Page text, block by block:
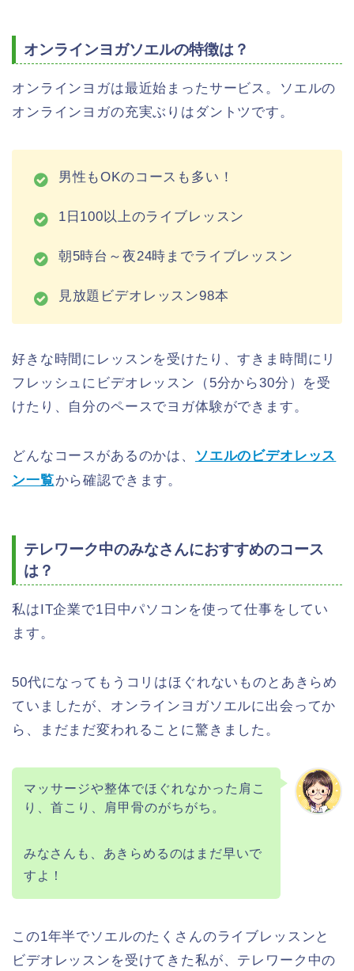
オンラインヨガソエルの特徴は？
オンラインヨガは最近始まったサービス。ソエルの
オンラインヨガの充実ぶりはダントツです。
男性もOKのコースも多い！
1日100以上のライブレッスン
朝5時台～夜24時までライブレッスン
見放題ビデオレッスン98本
好きな時間にレッスンを受けたり、すきま時間にリ
フレッシュにビデオレッスン（5分から30分）を受
けたり、自分のペースでヨガ体験ができます。
どんなコースがあるのかは、
ソエルのビデオレッス
ン一覧から確認できます。
テレワーク中のみなさんにおすすめのコース
は？
私はIT企業で1日中パソコンを使って仕事をしてい
ます。
50代になってもうコリはほぐれないものとあきらめ
ていましたが、オンラインヨガソエルに出会ってか
ら、まだまだ変われることに驚きました。
マッサージや整体でほぐれなかった肩こ
り、首こり、肩甲骨のがちがち。
みなさんも、あきらめるのはまだ早いで
すよ！
この1年半でソエルのたくさんのライブレッスンと
ビデオレッスンを受けてきた私が、テレワーク中の